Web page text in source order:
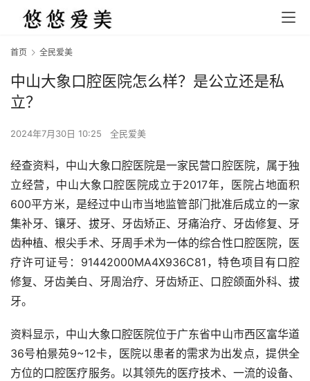
首页 全民爱美
中山大象口腔医院怎么样？是公立还是私
立？
2024年7月30日 10:25 全民爱美
经查资料，中山大象口腔医院是一家民营口腔医院，属于独
立经营，中山大象口腔医院成立于2017年，医院占地面积
600平方米，是经过中山市当地监管部门批准后成立的一家
集补牙、镶牙、拔牙、牙齿矫正、牙痛治疗、牙齿修复、牙
齿种植、根尖手术、牙周手术为一体的综合性口腔医院，医
疗许可证号：91442000MA4X936C81，特色项目有口腔
修复、牙齿美白、牙周治疗、牙齿矫正、口腔颌面外科、拔
牙。
资料显示，中山大象口腔医院位于广东省中山市西区富华道
36号柏景苑9~12卡，医院以患者的需求为出发点，提供全
方位的口腔医疗服务。以其领先的医疗技术、一流的设备、